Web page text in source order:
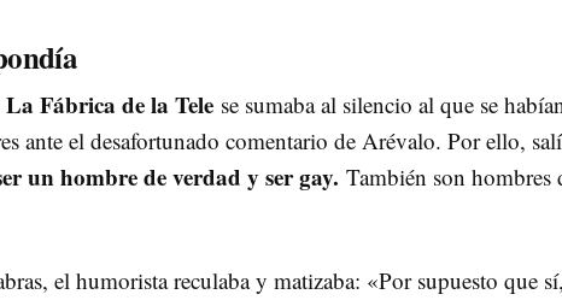
La Fábrica de la Tele se sumaba al silencio al que se
ante el desafortunado comentario de Arévalo. Por ello,
un hombre de verdad y ser gay. También son hombres
el humorista reculaba y matizaba: «Por supuesto que